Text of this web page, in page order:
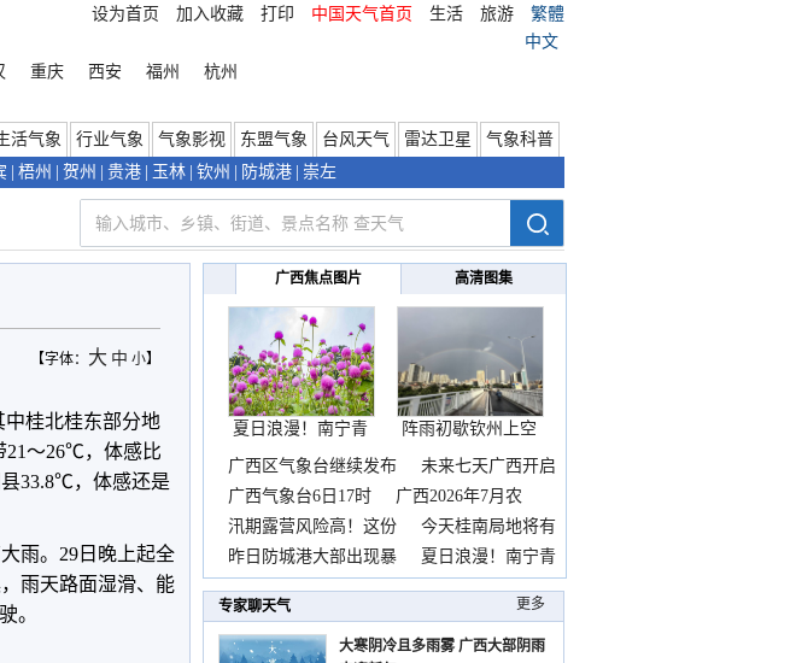
设为首页 加入收藏 打印 中国天气首页 生活 旅游
繁體
中文
重庆 西安 福州 杭州
活气象 行业气象 气象影视 东盟气象 台风天气 雷达卫星
气象科普
梧州 贺州 贵港 玉林 钦州 防城港 崇左
【字体： 大 中 小】
中桂北桂东部分地
21～26℃，体感比
33.8℃，体感还是
雨。29日晚上起全
雨天路面湿滑、能
。
广西焦点图片 高清图集
夏日浪漫！南宁青
秀山
阵雨初歇钦州上空
邂逅
广西区气象台继续发布
未来七天广西开启
晴热
广西气象台6日17时
广西2026年7月农
汛期露营风险高！这份
今天桂南局地将有
暴雨
昨日防城港大部出现暴
夏日浪漫！南宁青
秀山
专家聊天气 更多
大寒阴冷且多雨雾 广西大部阴雨